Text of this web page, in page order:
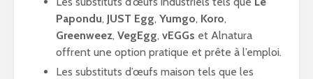
Papondu, JUST Egg, Yumgo, Koro,
Greenweez, VegEgg, vEGGs et Alnatura
offrent une option pratique et prête à l’emploi.
Les substituts d’œufs maison tels que les